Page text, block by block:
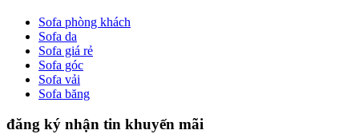
Sofa phòng khách
Sofa da
Sofa giá rẻ
Sofa góc
Sofa vải
Sofa băng
đăng ký nhận tin khuyến mãi